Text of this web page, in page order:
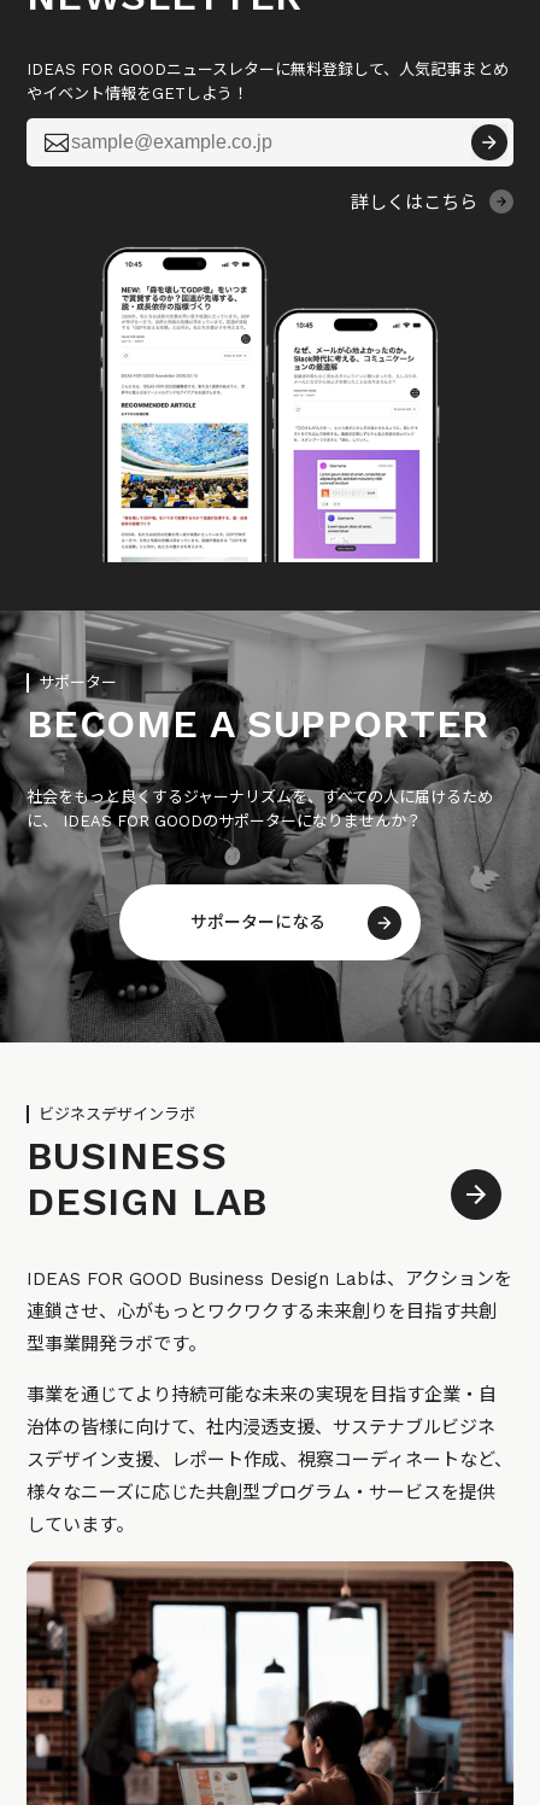
IDEAS FOR GOODニュースレターに無料登録して、人気記事まとめ
やイベント情報をGETしよう！

詳しくはこちら
サポーター
BECOME A SUPPORTER
社会をもっと良くするジャーナリズムを、すべての人に届けるため
に、 IDEAS FOR GOODのサポーターになりませんか？
サポーターになる
ビジネスデザインラボ
BUSINESS
DESIGN LAB
IDEAS FOR GOOD Business Design Labは、アクションを
連鎖させ、心がもっとワクワクする未来創りを目指す共創
型事業開発ラボです。
事業を通じてより持続可能な未来の実現を目指す企業・自
治体の皆様に向けて、社内浸透支援、サステナブルビジネ
スデザイン支援、レポート作成、視察コーディネートなど、
様々なニーズに応じた共創型プログラム・サービスを提供
しています。